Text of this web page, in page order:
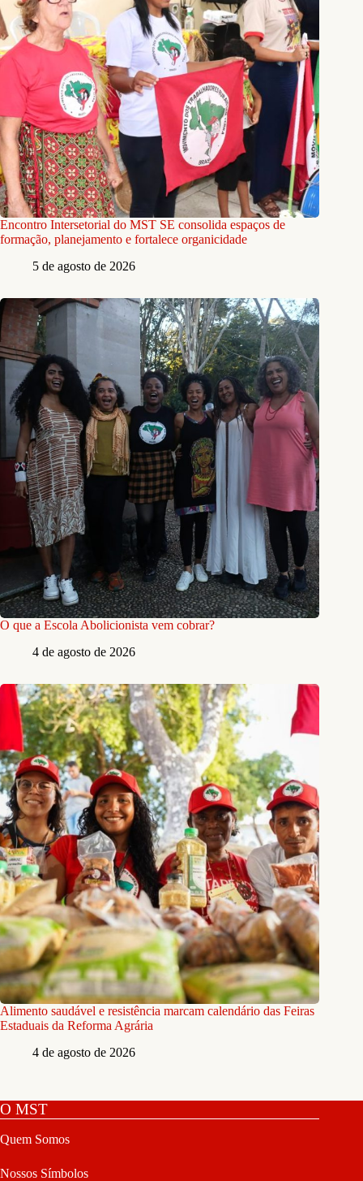
Encontro Intersetorial do MST SE consolida espaços de
formação, planejamento e fortalece organicidade
5 de agosto de 2026
O que a Escola Abolicionista vem cobrar?
4 de agosto de 2026
Alimento saudável e resistência marcam calendário das Feiras
Estaduais da Reforma Agrária
4 de agosto de 2026
O MST
Quem Somos
Nossos Símbolos